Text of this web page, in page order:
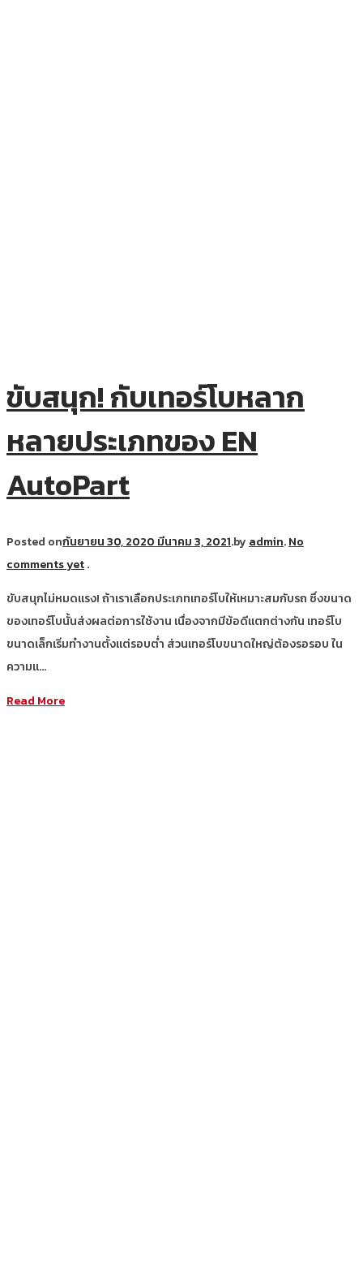
ขับสนุก! กับเทอร์โบหลาก
หลายประเภทของ EN
AutoPart
Posted onกันยายน 30, 2020 มีนาคม 3, 2021.by admin.No
comments yet.
ขับสนุกไม่หมดแรง! ถ้าเราเลือกประเภทเทอร์โบให้เหมาะสมกับรถ ซึ่งขนาด
ของเทอร์โบนั้นส่งผลต่อการใช้งาน เนื่องจากมีข้อดีแตกต่างกัน เทอร์โบ
ขนาดเล็กเริ่มทำงานตั้งแต่รอบต่ำ ส่วนเทอร์โบขนาดใหญ่ต้องรอรอบ ใน
ความแ…
Read More